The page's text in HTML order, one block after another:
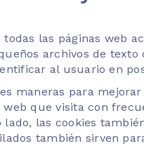
las páginas web
archivos de
al usuario en
maneras para
que visita con
las cookies
también sirven